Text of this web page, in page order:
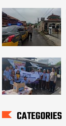
CATEGORIES